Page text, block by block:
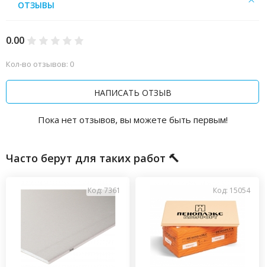
ОТЗЫВЫ
0.00
Кол-во отзывов: 0
НАПИСАТЬ ОТЗЫВ
Пока нет отзывов, вы можете быть первым!
Часто берут для таких работ 🔨
Код: 7361 Код: 15054